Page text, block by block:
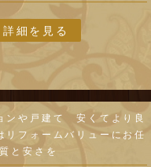
詳細を見る
ンや戸建て 安くてより良
リフォームバリューにお任
と安さを